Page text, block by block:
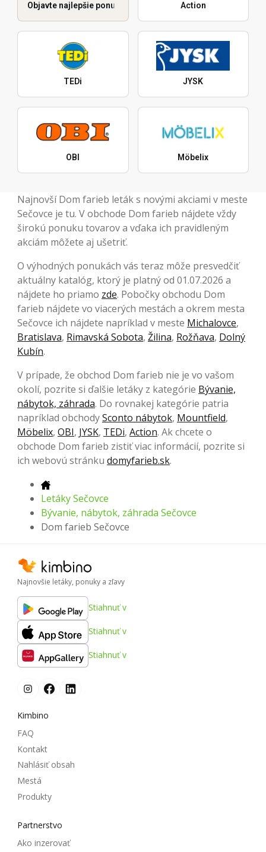
Objavte najlepšie ponuky Action
TEDi JYSK
OBI Möbelix
Najnovší Dom farieb leták s novými akciami v meste
Sečovce je tu. V obchode Dom farieb nájdete vždy
širokú ponuku tovarov a vďaka ich pravidleným
akciám môžete aj ušetriť.
O výhodných ponukách vás teraz môže presvedčiť
aktuálny katalóg, ktorý je platný od 01.07.2026 a
nájdete ho priamo zde. Pobočky obchodu Dom
farieb nájdete vo viacerých mestách a okrem mesta
Sečovce ich nájdete napríklad v meste Michalovce,
Bratislava, Rimavská Sobota, Žilina, Rožňava, Dolný
Kubín.
V prípade, že obchod Dom farieb nie je vo vašom
okolí, pozrite si ďalšie letáky z kategórie Bývanie,
nábytok, záhrada. Do rovnakej kategórie patria
napríklad obchodySconto nábytok, Mountfield,
Möbelix, OBI, JYSK, TEDi, Action. Ak chcete o
obchode Dom farieb zistiť viac informácií, pozrite si
ich webovú stránku domyfarieb.sk.
Letáky Sečovce
Bývanie, nábytok, záhrada Sečovce
Dom farieb Sečovce
Najnovšie letáky, ponuky a zľavy
Stiahnuť v
Stiahnuť v
Stiahnuť v
Kimbino
FAQ
Kontakt
Nahlásiť obsah
Mestá
Produkty
Partnerstvo
Ako inzerovať